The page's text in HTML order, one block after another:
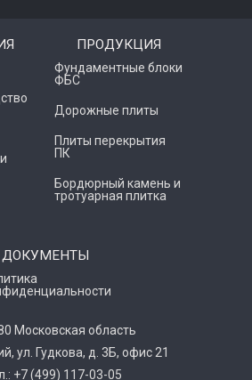
ПРОДУКЦИЯ
Фундаментные блоки
ФБС
Дорожные плиты
Плиты перекрытия
ПК
Бордюрный камень и
тротуарная плитка
ДОКУМЕНТЫ
Московская область
ул. Гудкова, д. 3Б, офис 21
+7 (499) 117-03-05